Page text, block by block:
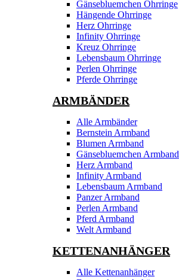
Gänsebluemchen Ohrringe
Hängende Ohrringe
Herz Ohrringe
Infinity Ohrringe
Kreuz Ohrringe
Lebensbaum Ohrringe
Perlen Ohrringe
Pferde Ohrringe
ARMBÄNDER
Alle Armbänder
Bernstein Armband
Blumen Armband
Gänsebluemchen Armband
Herz Armband
Infinity Armband
Lebensbaum Armband
Panzer Armband
Perlen Armband
Pferd Armband
Welt Armband
KETTENANHÄNGER
Alle Kettenanhänger